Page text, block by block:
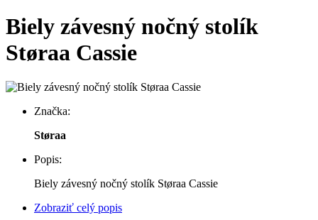
Biely závesný nočný stolík
Støraa Cassie
Značka:
Støraa
Popis:
Biely závesný nočný stolík Støraa Cassie
Zobraziť celý popis